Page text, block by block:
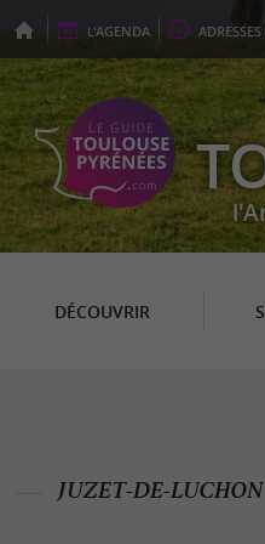
L'AGENDA ADRESSES
DÉCOUVRIR
JUZET-DE-LUCHON